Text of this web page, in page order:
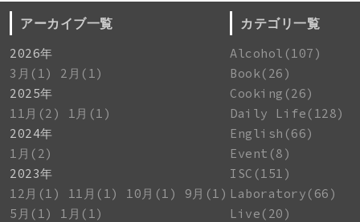
アーカイブ一覧
2026年
3月(1)
2月(1)
2025年
11月(2)
1月(1)
2024年
1月(2)
2023年
12月(1)
11月(1) 10月(1)
9月(1)
5月(1)
1月(1)
カテゴリ一覧
Alcohol(107)
Book(26)
Cooking(26)
Daily Life(128)
English(66)
Event(8)
ISC(151)
Laboratory(66)
Live(20)